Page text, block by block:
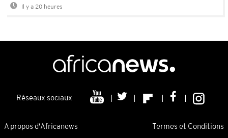
Il y a 20 heures
Réseaux sociaux
A propos d'Africanews Termes et Conditions